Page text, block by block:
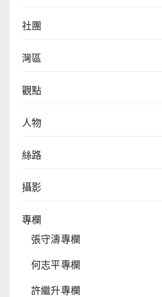
社團
灣區
觀點
人物
絲路
攝影
專欄
張守濤專欄
何志平專欄
許繼升專欄